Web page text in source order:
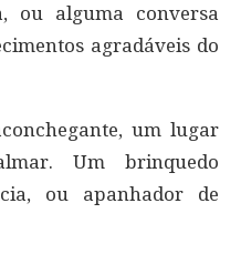
ou alguma conversa
agradáveis ​​do
um lugar
Um brinquedo
ou apanhador de